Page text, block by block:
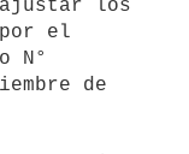
el
N°
de